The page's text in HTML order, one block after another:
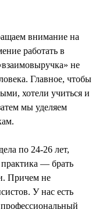
внимание на
работать в
не
Главное, чтобы
хотели учиться и
мы уделяем
по 24-26 лет,
— брать
Причем не
У нас есть